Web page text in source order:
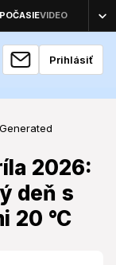
Prihlásiť
2026:
deň s
20 °C
2026:
s
°C